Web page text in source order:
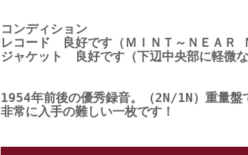
コンディション
レコード 良好です（ＭＩＮＴ～ＮＥＡＲ
ジャケット 良好です（下辺中央部に軽微な
1954年前後の優秀録音。（2N/1N）重量盤
非常に入手の難しい一枚です！